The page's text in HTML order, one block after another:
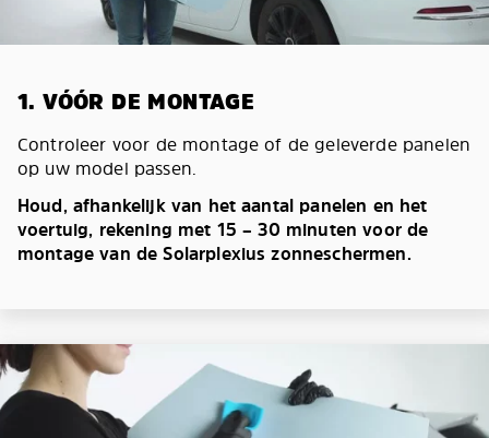
1. VÓÓR DE MONTAGE
Controleer voor de montage of de geleverde panelen
op uw model passen.
Houd, afhankelijk van het aantal panelen en het
voertuig, rekening met 15 – 30 minuten voor de
montage van de Solarplexius zonneschermen.